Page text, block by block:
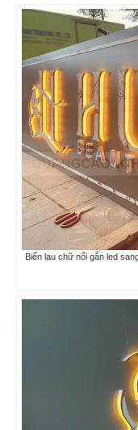
Biển lau chữ nổi gắn led